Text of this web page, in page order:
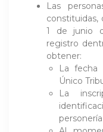
Las
constituidas,
1 de junio
registro
obtener:
La fecha
Único
La